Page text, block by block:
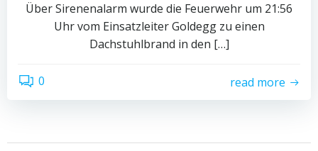
Über Sirenenalarm wurde die Feuerwehr um 21:56
Uhr vom Einsatzleiter Goldegg zu einen
Dachstuhlbrand in den […]
0 read more